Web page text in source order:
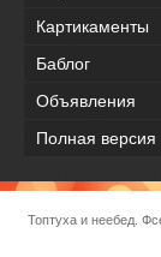
Картикаменты
Баблог
Объявления
Полная версия
Топтуха и неебед.